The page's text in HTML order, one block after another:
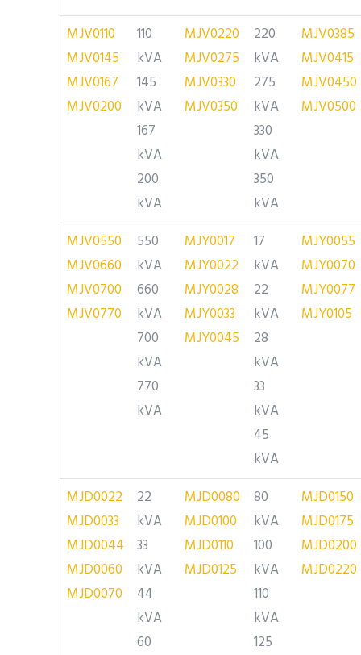
MJV0110
MJV0145
MJV0167
MJV0200
110
kVA
145
kVA
167
kVA
200
kVA
MJV0220
MJV0275
MJV0330
MJV0350
220
kVA
275
kVA
330
kVA
350
kVA
MJV0385
MJV0415
MJV0450
MJV0500
MJV0550
MJV0660
MJV0700
MJV0770
550
kVA
660
kVA
700
kVA
770
kVA
MJY0017
MJY0022
MJY0028
MJY0033
MJY0045
17
kVA
22
kVA
28
kVA
33
kVA
45
kVA
MJY0055
MJY0070
MJY0077
MJY0105
MJD0022
MJD0033
MJD0044
MJD0060
MJD0070
22
kVA
33
kVA
44
kVA
60
MJD0080
MJD0100
MJD0110
MJD0125
80
kVA
100
kVA
110
kVA
125
MJD0150
MJD0175
MJD0200
MJD0220